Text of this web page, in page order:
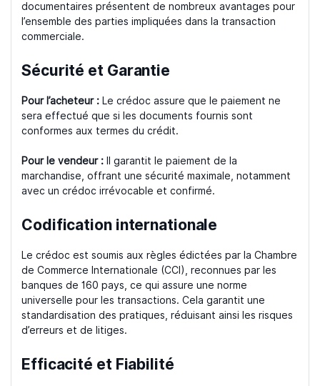
documentaires présentent de nombreux avantages pour
l’ensemble des parties impliquées dans la transaction
commerciale.
Sécurité et Garantie
Pour l’acheteur : Le crédoc assure que le paiement ne
sera effectué que si les documents fournis sont
conformes aux termes du crédit.
Pour le vendeur : Il garantit le paiement de la
marchandise, offrant une sécurité maximale, notamment
avec un crédoc irrévocable et confirmé.
Codification internationale
Le crédoc est soumis aux règles édictées par la Chambre
de Commerce Internationale (CCI), reconnues par les
banques de 160 pays, ce qui assure une norme
universelle pour les transactions. Cela garantit une
standardisation des pratiques, réduisant ainsi les risques
d’erreurs et de litiges.
Efficacité et Fiabilité